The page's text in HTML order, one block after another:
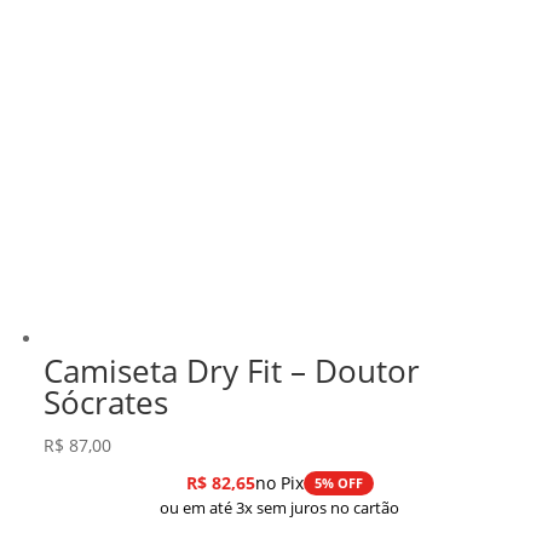
Camiseta Dry Fit – Doutor
Sócrates
R$ 87,00
R$82,65no Pix 5% OFF
ou em até 3x sem juros no cartão